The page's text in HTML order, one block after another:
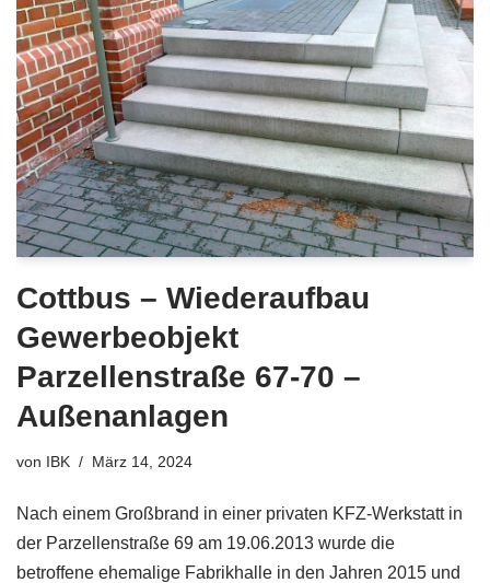
Cottbus – Wiederaufbau
Gewerbeobjekt
Parzellenstraße 67-70 –
Außenanlagen
von IBK März 14, 2024
Nach einem Großbrand in einer privaten KFZ-Werkstatt in
der Parzellenstraße 69 am 19.06.2013 wurde die
betroffene ehemalige Fabrikhalle in den Jahren 2015 und